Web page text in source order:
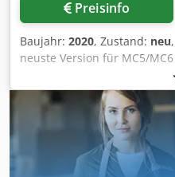
Preisinfo
Baujahr: 2020, Zustand: neu
neuste Version für MC5/
Höhe- 47cm Länge- 8cm